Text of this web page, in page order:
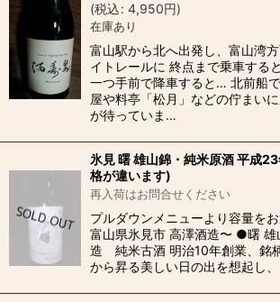
(税込: 4,950円)
在庫あり
富山駅から北へ出発し、富山湾
イトレールに 終点まで乗車する
一つ手前で降車すると… 北前船
屋や料亭「松月」などの佇まい
が待っていま…
氷見 曙 雄山錦・純米原酒 平成
格が違います)
再入荷はお問合せください
プルダウンメニューより容量を
富山県氷見市 高澤酒造〜 ●曙 雄
造 純米古酒 明治10年創業、銘
から昇る美しい日の出を想起し